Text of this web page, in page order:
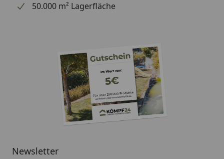
50.000 m² Lagerfläche
Newsletter